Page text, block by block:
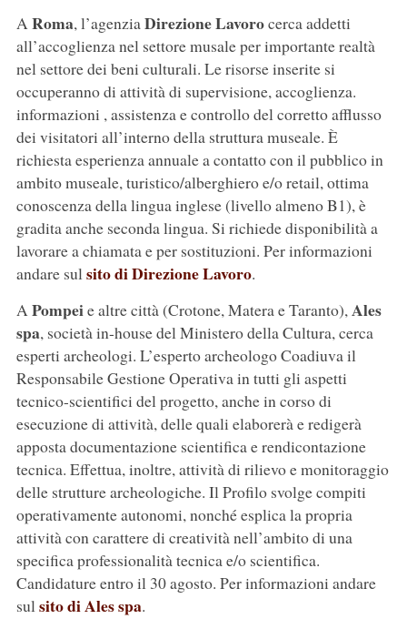
ARoma, l’agenziaDirezione Lavorocerca addetti
all’accoglienza nel settore musale per importante realtà
nel settore dei beni culturali. Le risorse inserite si
occuperanno di attività di supervisione, accoglienza.
informazioni , assistenza e controllo del corretto afflusso
dei visitatori all’interno della struttura museale. È
richiesta esperienza annuale a contatto con il pubblico in
ambito museale, turistico/alberghiero e/o retail, ottima
conoscenza della lingua inglese (livello almeno B1), è
gradita anche seconda lingua. Si richiede disponibilità a
lavorare a chiamata e per sostituzioni. Per informazioni
andare sulsito di Direzione Lavoro.
APompeie altre città (Crotone, Matera e Taranto),Ales
spa, società in-house del Ministero della Cultura, cerca
esperti archeologi. L’esperto archeologo Coadiuva il
Responsabile Gestione Operativa in tutti gli aspetti
tecnico-scientifici del progetto, anche in corso di
esecuzione di attività, delle quali elaborerà e redigerà
apposta documentazione scientifica e rendicontazione
tecnica. Effettua, inoltre, attività di rilievo e monitoraggio
delle strutture archeologiche. Il Profilo svolge compiti
operativamente autonomi, nonché esplica la propria
attività con carattere di creatività nell’ambito di una
specifica professionalità tecnica e/o scientifica.
Candidature entro il 30 agosto. Per informazioni andare
sulsito di Ales spa.